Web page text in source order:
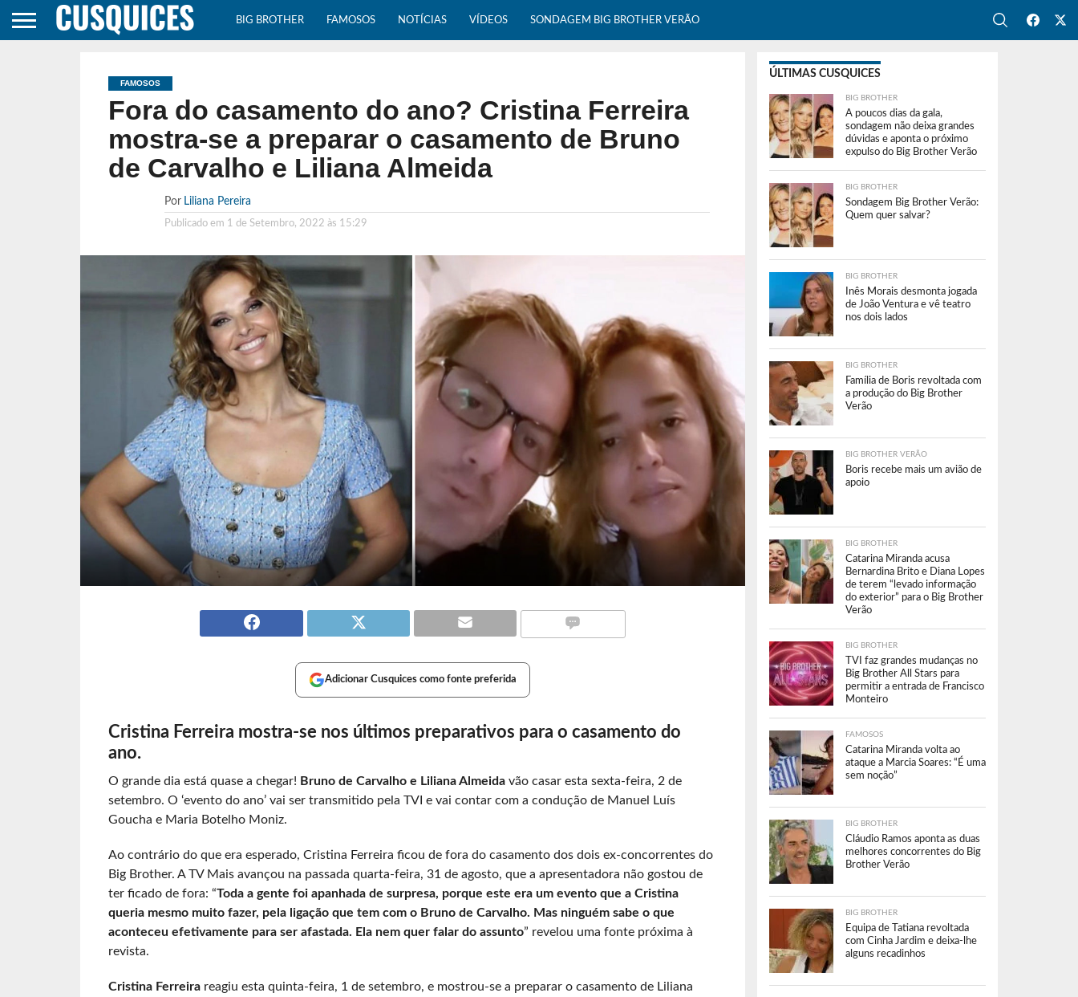
BIG BROTHER FAMOSOS NOTÍCIAS VÍDEOS SONDAGEM BIG BROTHER VERÃO
FAMOSOS
Fora do casamento do ano? Cristina Ferreira
mostra-se a preparar o casamento de Bruno
de Carvalho e Liliana Almeida
Por Liliana Pereira
Publicado em 1 de Setembro, 2022 às 15:29
Adicionar Cusquices como fonte preferida
Cristina Ferreira mostra-se nos últimos preparativos para o casamento do
ano.
O grande dia está quase a chegar! Bruno de Carvalho e Liliana Almeidavão casar esta sexta-feira, 2 de
setembro. O ‘evento do ano’ vai ser transmitido pela TVI e vai contar com a condução de Manuel Luís
Goucha e Maria Botelho Moniz.
Ao contrário do que era esperado, Cristina Ferreira ficou de fora do casamento dos dois ex-concorrentes do
Big Brother. A TV Mais avançou na passada quarta-feira, 31 de agosto, que a apresentadora não gostou de
ter ficado de fora: “Toda a gente foi apanhada de surpresa, porque este era um evento que a Cristina
queria mesmo muito fazer, pela ligação que tem com o Bruno de Carvalho. Mas ninguém sabe o que
aconteceu efetivamente para ser afastada. Ela nem quer falar do assunto” revelou uma fonte próxima à
revista.
Cristina Ferreirareagiu esta quinta-feira, 1 de setembro, e mostrou-se a preparar o casamento de Liliana
ÚLTIMAS CUSQUICES
BIG BROTHER
A poucos dias da gala,
sondagem não deixa grandes
dúvidas e aponta o próximo
expulso do Big Brother Verão
BIG BROTHER
Sondagem Big Brother Verão:
Quem quer salvar?
BIG BROTHER
Inês Morais desmonta jogada
de João Ventura e vê teatro
nos dois lados
BIG BROTHER
Família de Boris revoltada com
a produção do Big Brother
Verão
BIG BROTHER VERÃO
Boris recebe mais um avião de
apoio
BIG BROTHER
Catarina Miranda acusa
Bernardina Brito e Diana Lopes
de terem “levado informação
do exterior” para o Big Brother
Verão
BIG BROTHER
TVI faz grandes mudanças no
Big Brother All Stars para
permitir a entrada de Francisco
Monteiro
FAMOSOS
Catarina Miranda volta ao
ataque a Marcia Soares: “É uma
sem noção”
BIG BROTHER
Cláudio Ramos aponta as duas
melhores concorrentes do Big
Brother Verão
BIG BROTHER
Equipa de Tatiana revoltada
com Cinha Jardim e deixa-lhe
alguns recadinhos